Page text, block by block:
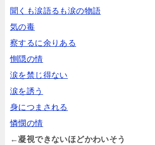
聞くも涙語るも涙の物語
気の毒
察するに余りある
惻隠の情
涙を禁じ得ない
涙を誘う
身につまされる
憐憫の情
←凝視できないほどかわいそう